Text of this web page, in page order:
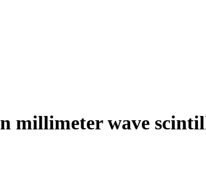
millimeter wave